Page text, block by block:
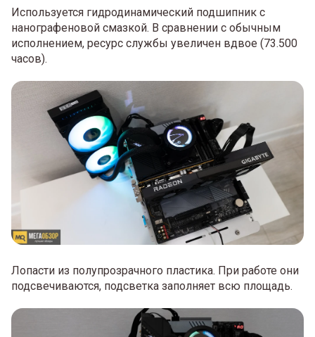
Используется гидродинамический подшипник с
нанографеновой смазкой. В сравнении с обычным
исполнением, ресурс службы увеличен вдвое (73.500
часов).
Лопасти из полупрозрачного пластика. При работе они
подсвечиваются, подсветка заполняет всю площадь.